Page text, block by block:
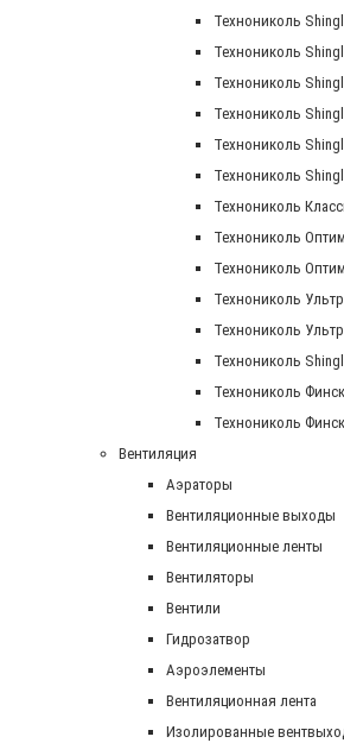
Технониколь
Технониколь
Технониколь
Технониколь
Технониколь
Технониколь
Технониколь
Технониколь
Технониколь
Технониколь
Технониколь
Технониколь
Технониколь
Технониколь
Вентиляция
Аэраторы
Вентиляционные выходы
Вентиляционные ленты
Вентиляторы
Вентили
Гидрозатвор
Аэроэлементы
Вентиляционная лента
Изолированные